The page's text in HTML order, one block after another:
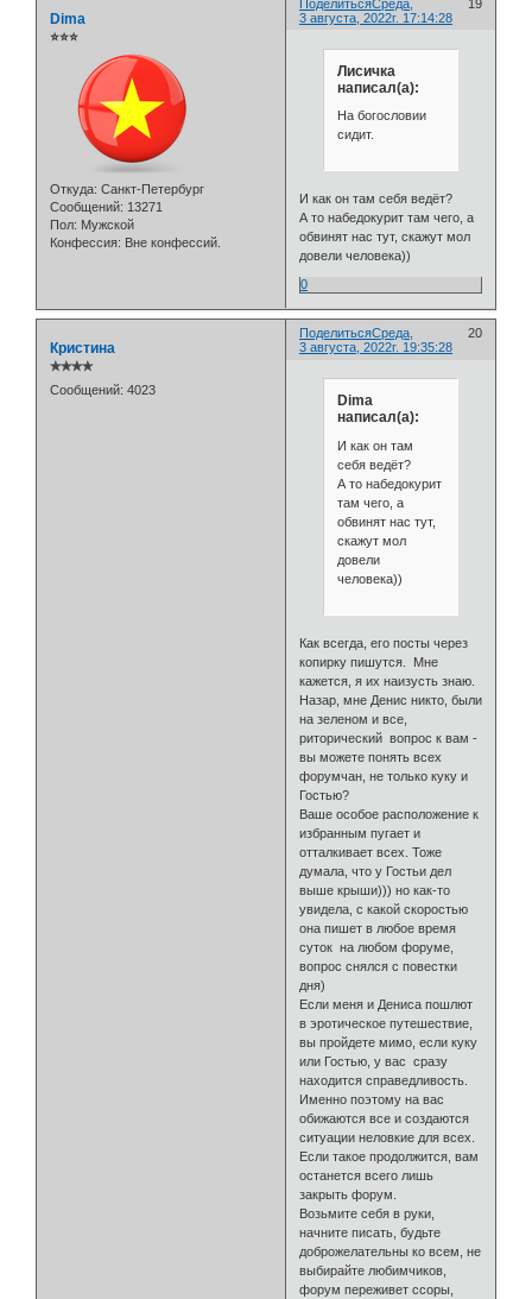
Поделиться 19
Среда,
3 августа, 2022г. 17:14:28
Dima
⭐⭐⭐
Откуда: Санкт-Петербург
Сообщений: 13271
Пол: Мужской
Конфессия: Вне конфессий.
Лисичка
написал(а):
На богословии
сидит.
И как он там себя ведёт?
А то набедокурит там чего, а
обвинят нас тут, скажут мол
довели человека))
0
Поделиться 20
Среда,
3 августа, 2022г. 19:35:28
Кристина
✯✯✯✯
Сообщений: 4023
Dima
написал(а):
И как он там
себя ведёт?
А то набедокурит
там чего, а
обвинят нас тут,
скажут мол
довели
человека))
Как всегда, его посты через
копирку пишутся. Мне
кажется, я их наизусть знаю.
Назар, мне Денис никто, были
на зеленом и все,
риторический вопрос к вам -
вы можете понять всех
форумчан, не только куку и
Гостью?
Ваше особое расположение к
избранным пугает и
отталкивает всех. Тоже
думала, что у Гостьи дел
выше крыши))) но как-то
увидела, с какой скоростью
она пишет в любое время
суток на любом форуме,
вопрос снялся с повестки
дня)
Если меня и Дениса пошлют
в эротическое путешествие,
вы пройдете мимо, если куку
или Гостью, у вас сразу
находится справедливость.
Именно поэтому на вас
обижаются все и создаются
ситуации неловкие для всех.
Если такое продолжится, вам
останется всего лишь
закрыть форум.
Возьмите себя в руки,
начните писать, будьте
доброжелательны ко всем, не
выбирайте любимчиков,
форум переживет ссоры,